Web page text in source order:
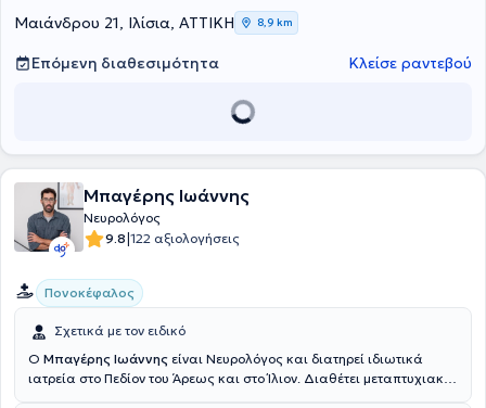
Μαιάνδρου 21, Ιλίσια, ΑΤΤΙΚΗ 8,9 km
Επόμενη διαθεσιμότητα Κλείσε ραντεβού
Μπαγέρης Ιωάννης
Νευρολόγος
9.8|122 αξιολογήσεις
Πονοκέφαλος
Σχετικά με τον ειδικό
Ο Μπαγέρης Ιωάννης είναι Νευρολόγος και διατηρεί ιδιωτικά
ιατρεία στο Πεδίον του Άρεως και στο Ίλιον. Διαθέτει μεταπτυχιακή